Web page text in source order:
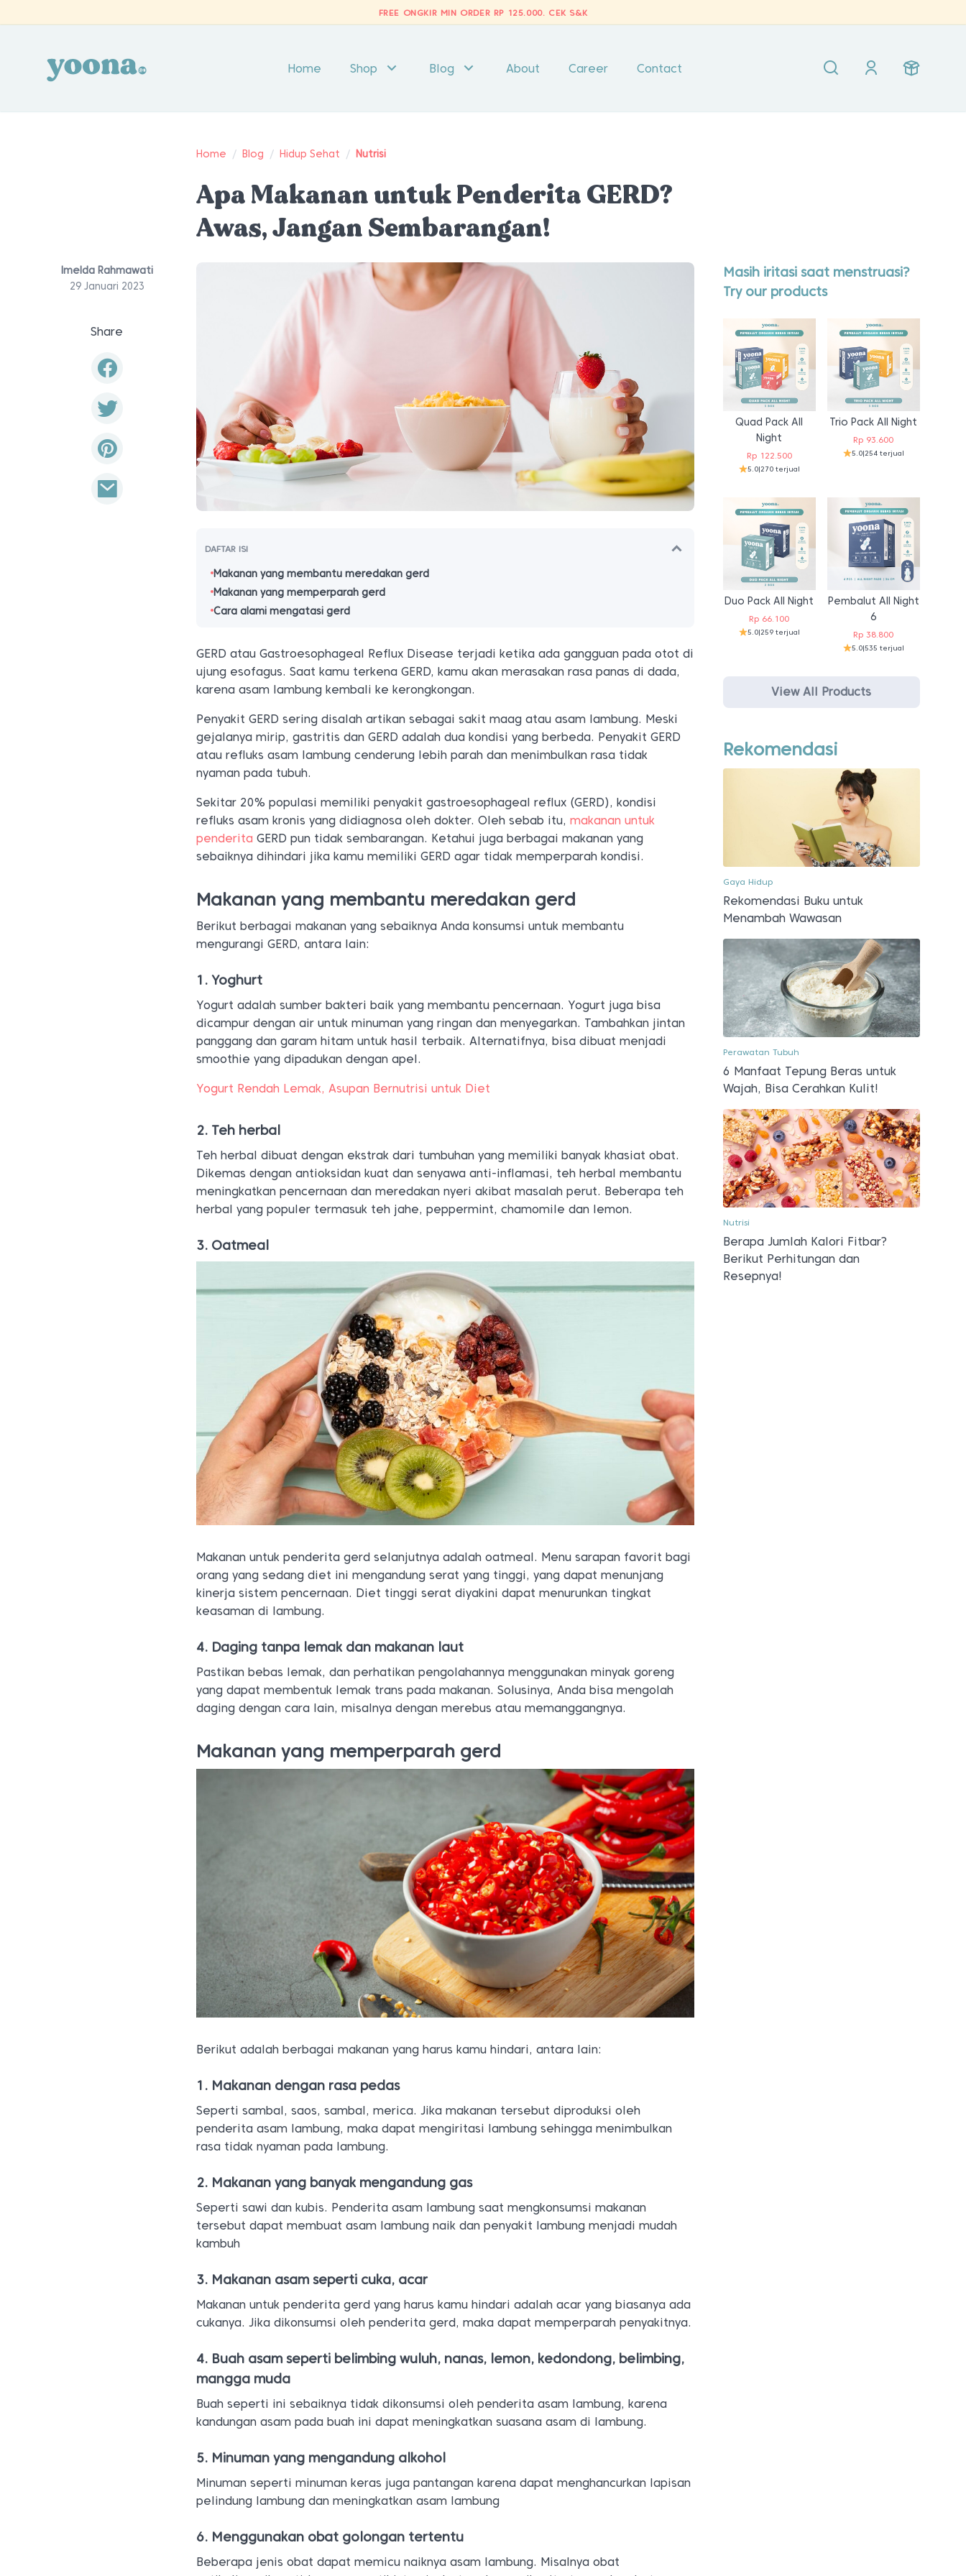
FREE ONGKIR MIN ORDER RP 125.000. CEK S&K
Home Shop Blog About Career Contact
Home / Blog / Hidup Sehat / Nutrisi
Apa Makanan untuk Penderita GERD?
Awas, Jangan Sembarangan!
Imelda Rahmawati
29 Januari 2023
Share
DAFTAR ISI
Makanan yang membantu meredakan gerd
Makanan yang memperparah gerd
Cara alami mengatasi gerd
GERD atau Gastroesophageal Reflux Disease terjadi ketika ada gangguan pada otot di
ujung esofagus. Saat kamu terkena GERD, kamu akan merasakan rasa panas di dada,
karena asam lambung kembali ke kerongkongan.
Penyakit GERD sering disalah artikan sebagai sakit maag atau asam lambung. Meski
gejalanya mirip, gastritis dan GERD adalah dua kondisi yang berbeda. Penyakit GERD
atau refluks asam lambung cenderung lebih parah dan menimbulkan rasa tidak
nyaman pada tubuh.
Sekitar 20% populasi memiliki penyakit gastroesophageal reflux (GERD), kondisi
refluks asam kronis yang didiagnosa oleh dokter. Oleh sebab itu,makanan untuk
penderita GERD pun tidak sembarangan. Ketahui juga berbagai makanan yang
sebaiknya dihindari jika kamu memiliki GERD agar tidak memperparah kondisi.
Makanan yang membantu meredakan gerd
Berikut berbagai makanan yang sebaiknya Anda konsumsi untuk membantu
mengurangi GERD, antara lain:
1. Yoghurt
Yogurt adalah sumber bakteri baik yang membantu pencernaan. Yogurt juga bisa
dicampur dengan air untuk minuman yang ringan dan menyegarkan. Tambahkan jintan
panggang dan garam hitam untuk hasil terbaik. Alternatifnya, bisa dibuat menjadi
smoothie yang dipadukan dengan apel.
Yogurt Rendah Lemak, Asupan Bernutrisi untuk Diet
2. Teh herbal
Teh herbal dibuat dengan ekstrak dari tumbuhan yang memiliki banyak khasiat obat.
Dikemas dengan antioksidan kuat dan senyawa anti-inflamasi, teh herbal membantu
meningkatkan pencernaan dan meredakan nyeri akibat masalah perut. Beberapa teh
herbal yang populer termasuk teh jahe, peppermint, chamomile dan lemon.
3. Oatmeal
Makanan untuk penderita gerd selanjutnya adalah oatmeal. Menu sarapan favorit bagi
orang yang sedang diet ini mengandung serat yang tinggi, yang dapat menunjang
kinerja sistem pencernaan. Diet tinggi serat diyakini dapat menurunkan tingkat
keasaman di lambung.
4. Daging tanpa lemak dan makanan laut
Pastikan bebas lemak, dan perhatikan pengolahannya menggunakan minyak goreng
yang dapat membentuk lemak trans pada makanan. Solusinya, Anda bisa mengolah
daging dengan cara lain, misalnya dengan merebus atau memanggangnya.
Makanan yang memperparah gerd
Berikut adalah berbagai makanan yang harus kamu hindari, antara lain:
1. Makanan dengan rasa pedas
Seperti sambal, saos, sambal, merica. Jika makanan tersebut diproduksi oleh
penderita asam lambung, maka dapat mengiritasi lambung sehingga menimbulkan
rasa tidak nyaman pada lambung.
2. Makanan yang banyak mengandung gas
Seperti sawi dan kubis. Penderita asam lambung saat mengkonsumsi makanan
tersebut dapat membuat asam lambung naik dan penyakit lambung menjadi mudah
kambuh
3. Makanan asam seperti cuka, acar
Makanan untuk penderita gerd yang harus kamu hindari adalah acar yang biasanya ada
cukanya. Jika dikonsumsi oleh penderita gerd, maka dapat memperparah penyakitnya.
4. Buah asam seperti belimbing wuluh, nanas, lemon, kedondong, belimbing,
mangga muda
Buah seperti ini sebaiknya tidak dikonsumsi oleh penderita asam lambung, karena
kandungan asam pada buah ini dapat meningkatkan suasana asam di lambung.
5. Minuman yang mengandung alkohol
Minuman seperti minuman keras juga pantangan karena dapat menghancurkan lapisan
pelindung lambung dan meningkatkan asam lambung
6. Menggunakan obat golongan tertentu
Beberapa jenis obat dapat memicu naiknya asam lambung. Misalnya obat
Masih iritasi saat menstruasi?
Try our products
Quad Pack All
Night
Rp122.500
5.0|270 terjual
Trio Pack All Night
Rp 93.600
5.0|254 terjual
Duo Pack All Night
Rp 66.100
5.0|259 terjual
Pembalut All Night
6
Rp 38.800
5.0|535 terjual
View All Products
Rekomendasi
Gaya Hidup
Rekomendasi Buku untuk
Menambah Wawasan
Perawatan Tubuh
6 Manfaat Tepung Beras untuk
Wajah, Bisa Cerahkan Kulit!
Nutrisi
Berapa Jumlah Kalori Fitbar?
Berikut Perhitungan dan
Resepnya!